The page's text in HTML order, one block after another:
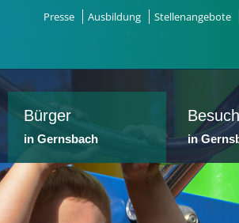
Presse Ausbildung Stellenangebote
Bürger
in Gernsbach in